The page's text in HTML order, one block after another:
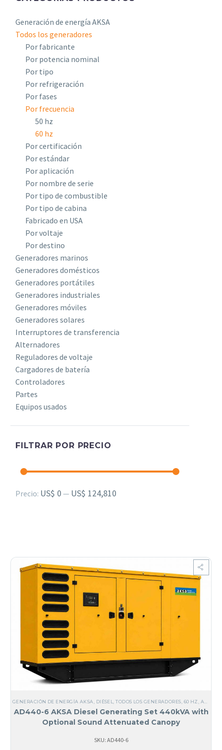
Generación de energía AKSA
Todos los generadores
Por fabricante
Por potencia nominal
Por tipo
Por refrigeración
Por fases
Por frecuencia
50 hz
60 hz
Por certificación
Por estándar
Por aplicación
Por nombre de serie
Por tipo de combustible
Por tipo de cabina
Fabricado en USA
Por voltaje
Por destino
Generadores marinos
Generadores domésticos
Generadores portátiles
Generadores industriales
Generadores móviles
Generadores solares
Interruptores de transferencia
Alternadores
Reguladores de voltaje
Cargadores de batería
Controladores
Partes
Equipos usados
FILTRAR POR PRECIO
Precio
Precio
Precio: US$ 0 — US$ 124,810
GENERACIÓN DE ENERGÍA AKSA DIÉSEL ,TODOS LOS GENERADORES 60 HZ ACERO
AD440-6 AKSA Diesel Generating Set 440kVA with
Optional Sound Attenuated Canopy
SKU: AD440-6